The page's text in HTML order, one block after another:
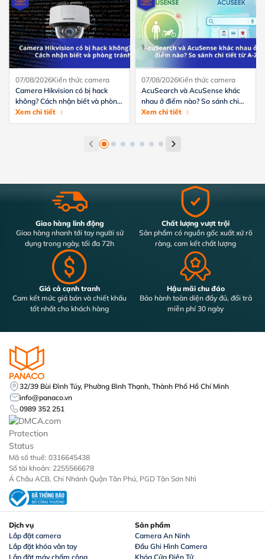
07/08/2026Kiến thức camera
Camera Hikvision có bị hack
không? Cách nhận biết và phòng
tránh hiệu quả
Xem chi tiết
07/08/2026Kiến thức camera
AcuSearch và AcuSense khác
nhau ở điểm nào? So sánh chi
tiết từ A-Z
Xem chi tiết
Giao hàng linh động
Giao hàng nhanh tới tay người sử
dụng trong ngày, tối đa 72h
Chất lượng vượt trội
Sản phẩm có nguồn gốc xuất xứ rõ
ràng, cam kết chất lượng
Giá cả cạnh tranh
Cam kết mức giá bán và chiết khấu
tốt nhất cho khách hàng
Hậu mãi chu đáo
Bảo hành toàn diện đầy đủ, đổi trả
miễn phí 30 ngày
Dịch vụ
Lắp đặt camera
Lắp đặt khóa vân tay
Lắp đặt máy chấm công
Sản phẩm
Camera An Ninh
Đầu Ghi Hình Camera
Khóa Cửa Điện Tử
32/39 Bùi Đình Túy, Phường Bình Thạnh, Thành Phố Hồ Chí Minh
info@panaco.vn
0989 352 251
Mã số thuế: 0316645438
Số tài khoản: 2255566678
Á Châu ACB, Chi Nhánh Quận Tân Phú, PGD Tân Sơn Nhì